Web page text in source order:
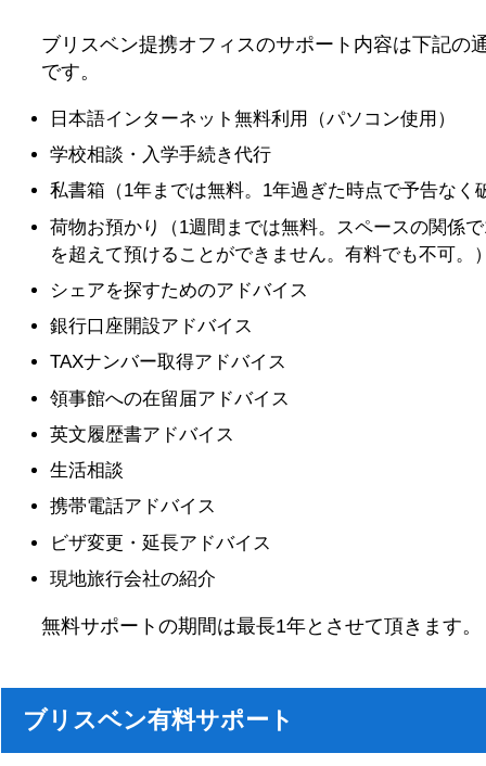
ブリスベン提携オフィスのサポート内容は下記の
です。
日本語インターネット無料利用（パソコン使用）
学校相談・入学手続き代行
私書箱（1年までは無料。1年過ぎた時点で予告なく
荷物お預かり（1週間までは無料。スペースの関係
を超えて預けることができません。有料でも不可。
シェアを探すためのアドバイス
銀行口座開設アドバイス
TAXナンバー取得アドバイス
領事館への在留届アドバイス
英文履歴書アドバイス
生活相談
携帯電話アドバイス
ビザ変更・延長アドバイス
現地旅行会社の紹介
無料サポートの期間は最長1年とさせて頂きます。
ブリスベン有料サポート